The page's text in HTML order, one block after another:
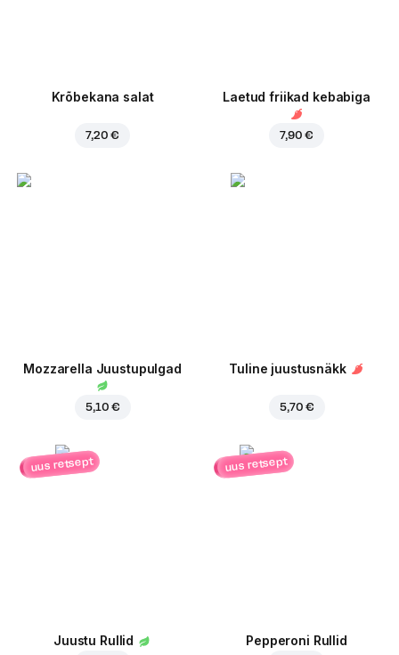
Krõbekana salat
7,20 €
Laetud friikad kebabiga
7,90 €
Mozzarella Juustupulgad
5,10 €
Tuline juustusnäkk
5,70 €
uus retsept
Juustu Rullid
uus retsept
Pepperoni Rullid